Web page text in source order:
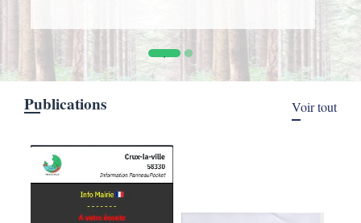
Publications Voir tout